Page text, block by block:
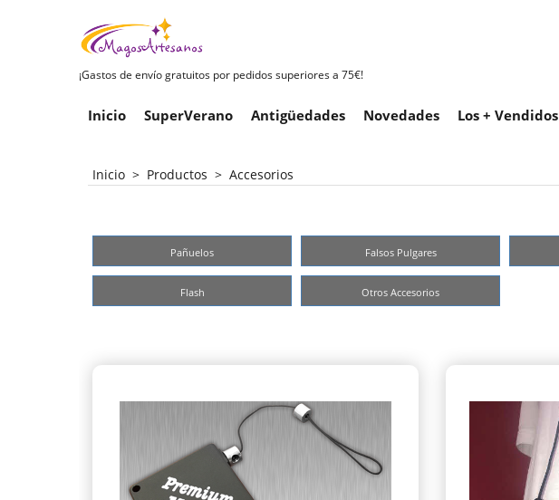
¡Gastos de envío gratuitos por pedidos superiores a 75€!
Inicio SuperVerano Antigüedades Novedades Los + Vendidos
Inicio > Productos > Accesorios
Pañuelos Falsos Pulgares
Flash Otros Accesorios